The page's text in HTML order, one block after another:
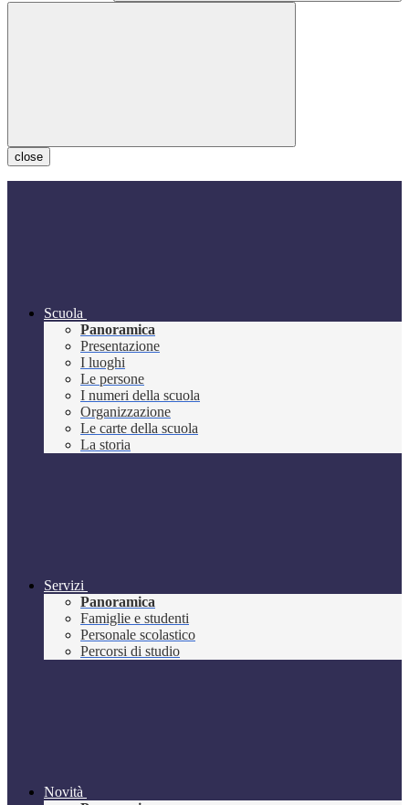
close
Scuola
Panoramica
Presentazione
I luoghi
Le persone
I numeri della scuola
Organizzazione
Le carte della scuola
La storia
Servizi
Panoramica
Famiglie e studenti
Personale scolastico
Percorsi di studio
Novità